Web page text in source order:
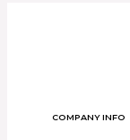
COMPANY INFO